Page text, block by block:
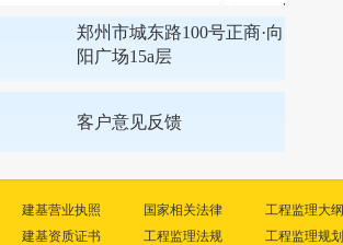
郑州市城东路100号正商·向
阳广场15a层
客户意见反馈
建基营业执照
建基资质证书
国家相关法律
工程监理法规
工程监理大纲
工程监理规划